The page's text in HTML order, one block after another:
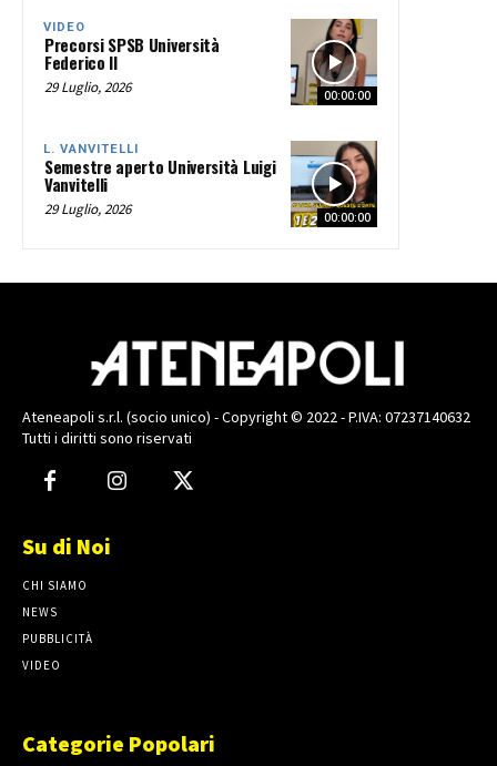
00:00:00
VIDEO
Precorsi SPSB Università
Federico II
29 Luglio, 2026
00:00:00
L. VANVITELLI
Semestre aperto Università Luigi
Vanvitelli
29 Luglio, 2026
Ateneapoli s.r.l. (socio unico) - Copyright © 2022 - P.IVA: 07237140632
Tutti i diritti sono riservati
Su di Noi
CHI SIAMO
NEWS
PUBBLICITÀ
VIDEO
Categorie Popolari